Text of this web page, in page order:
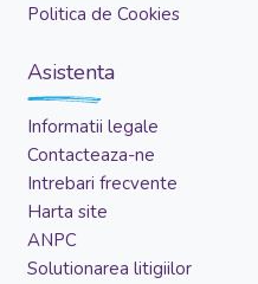
Politica de Cookies
Asistenta
Informatii legale
Contacteaza-ne
Intrebari frecvente
Harta site
ANPC
Solutionarea litigiilor